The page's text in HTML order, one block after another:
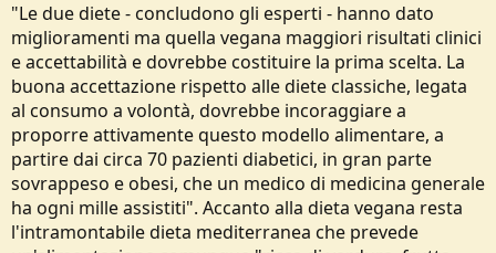
"Le due diete - concludono gli esperti - hanno dato
miglioramenti ma quella vegana maggiori risultati clinici
e accettabilità e dovrebbe costituire la prima scelta. La
buona accettazione rispetto alle diete classiche, legata
al consumo a volontà, dovrebbe incoraggiare a
proporre attivamente questo modello alimentare, a
partire dai circa 70 pazienti diabetici, in gran parte
sovrappeso e obesi, che un medico di medicina generale
ha ogni mille assistiti". Accanto alla dieta vegana resta
l'intramontabile dieta mediterranea che prevede